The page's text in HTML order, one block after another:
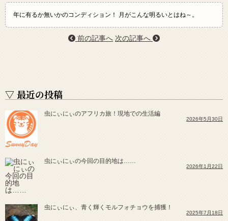
年に有るか無いかのコンディション！ 月がこんな明るいとはね～。
前の記事へ 次の記事へ
▽ 最近の投稿
虫にぃにぃのアフリカ旅！現地での生活編
2026年5月30日
虫にぃにぃの今回の目的地は……
2026年1月22日
虫にぃにぃ、青く輝くモルフォチョウを捕獲！
2025年7月18日